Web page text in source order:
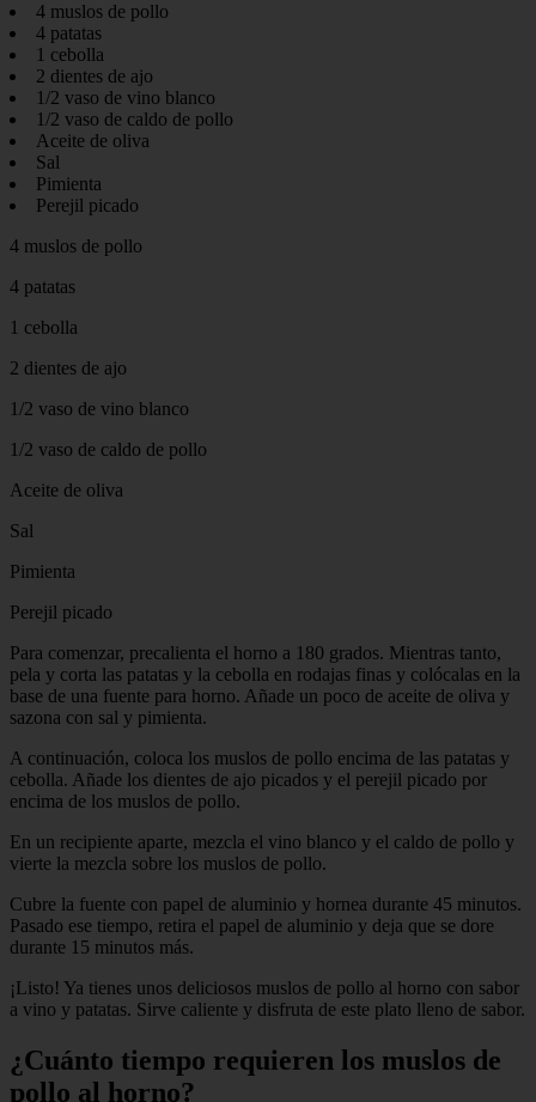
4 muslos de pollo
4 patatas
1 cebolla
2 dientes de ajo
1/2 vaso de vino blanco
1/2 vaso de caldo de pollo
Aceite de oliva
Sal
Pimienta
Perejil picado
4 muslos de pollo
4 patatas
1 cebolla
2 dientes de ajo
1/2 vaso de vino blanco
1/2 vaso de caldo de pollo
Aceite de oliva
Sal
Pimienta
Perejil picado
Para comenzar, precalienta el horno a 180 grados. Mientras tanto,
pela y corta las patatas y la cebolla en rodajas finas y colócalas en la
base de una fuente para horno. Añade un poco de aceite de oliva y
sazona con sal y pimienta.
A continuación, coloca los muslos de pollo encima de las patatas y
cebolla. Añade los dientes de ajo picados y el perejil picado por
encima de los muslos de pollo.
En un recipiente aparte, mezcla el vino blanco y el caldo de pollo y
vierte la mezcla sobre los muslos de pollo.
Cubre la fuente con papel de aluminio y hornea durante 45 minutos.
Pasado ese tiempo, retira el papel de aluminio y deja que se dore
durante 15 minutos más.
¡Listo! Ya tienes unos deliciosos muslos de pollo al horno con sabor
a vino y patatas. Sirve caliente y disfruta de este plato lleno de sabor.
¿Cuánto tiempo requieren los muslos de
pollo al horno?